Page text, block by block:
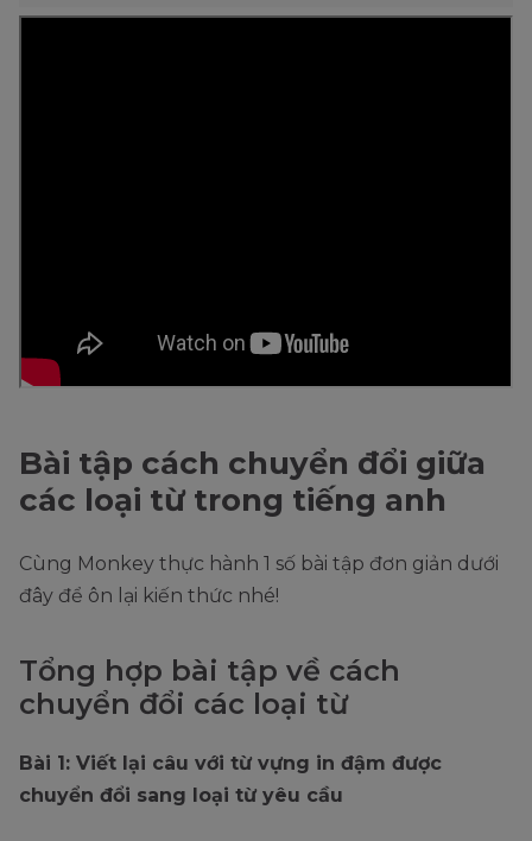
Bài tập cách chuyển đổi giữa
các loại từ trong tiếng anh
Cùng Monkey thực hành 1 số bài tập đơn giản dưới
đây để ôn lại kiến thức nhé!
Tổng hợp bài tập về cách
chuyển đổi các loại từ
Bài 1: Viết lại câu với từ vựng in đậm được
chuyển đổi sang loại từ yêu cầu